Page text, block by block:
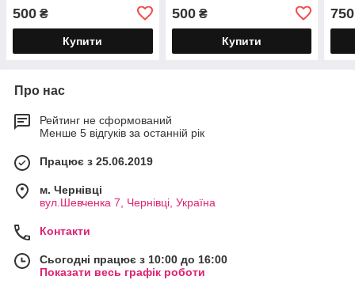
500 ₴
Купити
500₴
Купити
750
Про нас
Рейтинг не сформований
Менше 5 відгуків за останній рік
Працює з 25.06.2019
м. Чернівці
вул.Шевченка 7, Чернівці, Україна
Контакти
Сьогодні працює з 10:00 до 16:00
Показати весь графік роботи